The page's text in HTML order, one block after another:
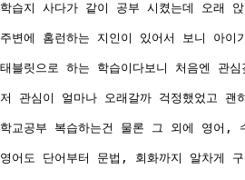
학습지 사다가 같이 공부 시켰는데 오래
주변에 홈런하는 지인이 있어서 보니 아이
태블릿으로 하는 학습이다보니 처음엔 관심
저 관심이 얼마나 오래갈까 걱정했었고
학교공부 복습하는건 물론 그 외에 영어,
영어도 단어부터 문법, 회화까지 알차게